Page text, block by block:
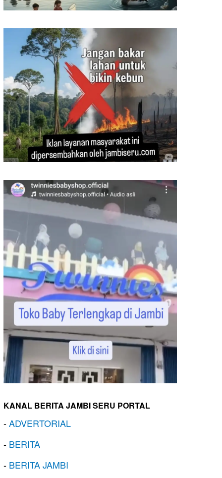
KANAL BERITA JAMBI SERU PORTAL
-ADVERTORIAL
- BERITA
- BERITA JAMBI